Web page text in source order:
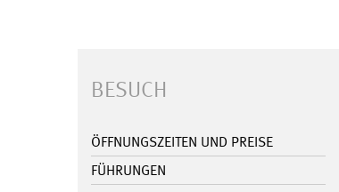
BESUCH
ÖFFNUNGSZEITEN UND PREISE
FÜHRUNGEN